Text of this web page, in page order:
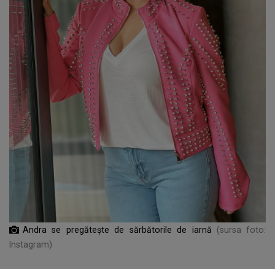
Andra se pregătește de sărbătorile de iarnă
(sursa foto:
Instagram)